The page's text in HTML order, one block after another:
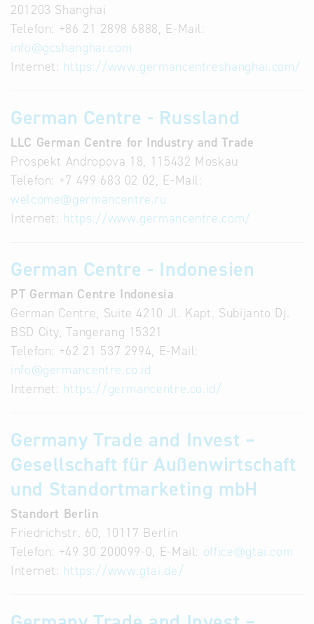
201203 Shanghai
Telefon: +86 21 2898 6888, E-Mail:
info@gcshanghai.com
Internet: https://www.germancentreshanghai.com/
German Centre - Russland
LLC German Centre for Industry and Trade
Prospekt Andropova 18, 115432 Moskau
Telefon: +7 499 683 02 02, E-Mail:
welcome@germancentre.ru
Internet: https://www.germancentre.com/
German Centre - Indonesien
PT German Centre Indonesia
German Centre, Suite 4210 Jl. Kapt. Subijanto Dj.
BSD City, Tangerang 15321
Telefon: +62 21 537 2994, E-Mail:
info@germancentre.co.id
Internet: https://germancentre.co.id/
Germany Trade and Invest –
Gesellschaft für Außenwirtschaft
und Standortmarketing mbH
Standort Berlin
Friedrichstr. 60, 10117 Berlin
Telefon: +49 30 200099-0, E-Mail: office@gtai.com
Internet: https://www.gtai.de/